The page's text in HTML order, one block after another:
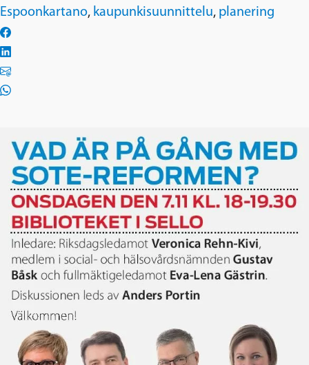
Espoonkartano, kaupunkisuunnittelu, planering